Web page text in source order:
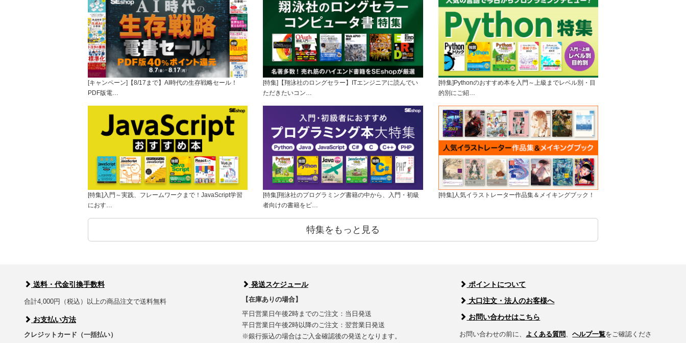
[キャンペーン]【8/17まで】AI時代の生存戦略セール！
PDF版電…
[特集]【翔泳社のロングセラー】ITエンジニアに読んでい
ただきたいコン…
[特集]Pythonのおすすめ本を入門～上級までレベル別・目
的別にご紹…
[特集]入門～実践、フレームワークまで！JavaScript学習
におす…
[特集]翔泳社のプログラミング書籍の中から、入門・初級
者向けの書籍をピ…
[特集]人気イラストレーター作品集＆メイキングブック！
特集をもっと見る
送料・代金引換手数料
合計4,000円（税込）以上の商品注文で送料無料
お支払い方法
クレジットカード（一括払い）
発送スケジュール
【在庫ありの場合】
平日営業日午後2時までのご注文：当日発送
平日営業日午後2時以降のご注文：翌営業日発送
※銀行振込の場合はご入金確認後の発送となります。
ポイントについて
大口注文・法人のお客様へ
お問い合わせはこちら
お問い合わせの前に、 よくある質問 、ヘルプ一覧をご確認くださ